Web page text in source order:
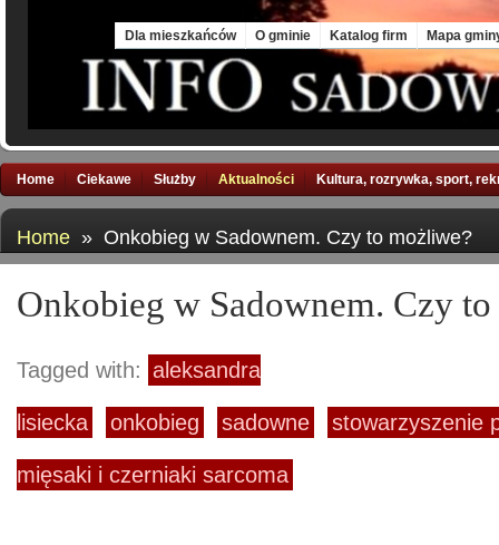
Dla mieszkańców O gminie Katalog firm Mapa
Home Ciekawe Służby Aktualności Kultura, rozrywka, sport,
Home » Onkobieg w Sadownem. Czy to możliwe?
Onkobieg w Sadownem. Czy
Tagged with: aleksandra
lisiecka onkobieg sadowne stowarzyszenie
mięsaki i czerniaki sarcoma